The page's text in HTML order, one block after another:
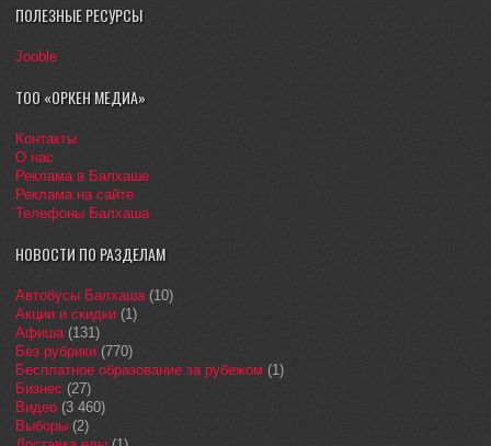
ПОЛЕЗНЫЕ РЕСУРСЫ
Jooble
ТОО «ОРКЕН МЕДИА»
Контакты
О нас
Реклама в Балхаше
Реклама на сайте
Телефоны Балхаша
НОВОСТИ ПО РАЗДЕЛАМ
Автобусы Балхаша(10)
Акции и скидки (1)
Афиша(131)
Без рубрики (770)
Бесплатное образование за рубежом (1)
Бизнес (27)
Видео (3 460)
Выборы (2)